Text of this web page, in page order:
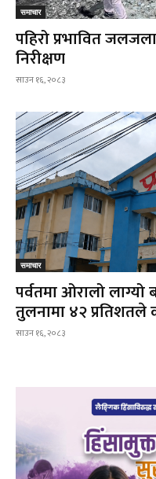
समाचार
पहिरो प्रभावित
निरीक्षण
साउन १६, २०८३
समाचार
पर्वतमा ओरालो
तुलनामा ४२ प्रतिशतले
साउन १६, २०८३